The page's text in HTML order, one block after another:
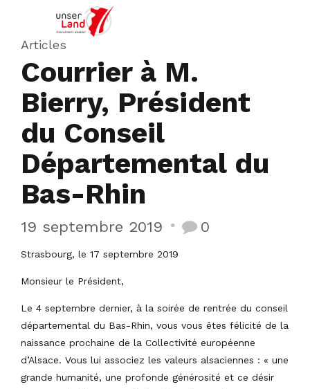
Articles
Courrier à M.
Bierry, Président
du Conseil
Départemental du
Bas-Rhin
19 septembre 2019 0
Strasbourg, le 17 septembre 2019
Monsieur le Président,
Le 4 septembre dernier, à la soirée de rentrée du conseil
départemental du Bas-Rhin, vous vous êtes félicité de la
naissance prochaine de la Collectivité européenne
d’Alsace. Vous lui associez les valeurs alsaciennes : « une
grande humanité, une profonde générosité et ce désir